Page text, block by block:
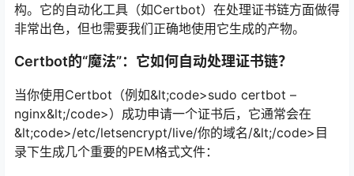
构。它的自动化工具（如Certbot）在处理证书链方面做得
非常出色，但也需要我们正确地使用它生成的产物。
Certbot的“魔法”：它如何自动处理证书链？
当你使用Certbot（例如&lt;code>sudo certbot –
nginx&lt;/code>）成功申请一个证书后，它通常会在
&lt;code>/etc/letsencrypt/live/你的域名/&lt;/code>目
录下生成几个重要的PEM格式文件：